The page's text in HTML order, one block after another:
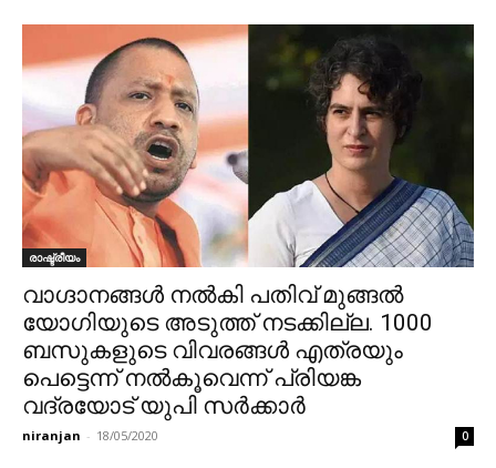
രാഷ്ട്രീയം
വാഗ്ദാനങ്ങൾ നൽകി പതിവ് മുങ്ങൽ
യോഗിയുടെ അടുത്ത് നടക്കില്ല. 1000
ബസുകളുടെ വിവരങ്ങൾ എത്രയും
പെട്ടെന്ന് നൽകൂവെന്ന് പ്രിയങ്ക
വദ്രയോട് യുപി സർക്കാർ
niranjan - 18/05/2020 0